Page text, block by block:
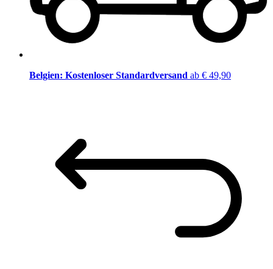
Belgien: Kostenloser Standardversand ab € 49,90